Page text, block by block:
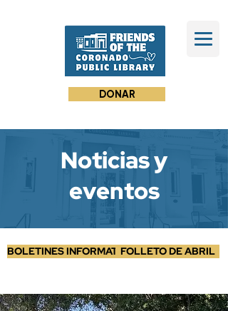
DONAR
Noticias y
eventos
BOLETINES INFORMATIVOSFOLLETO DE ABRIL